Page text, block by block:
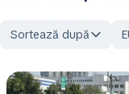
Sortează după